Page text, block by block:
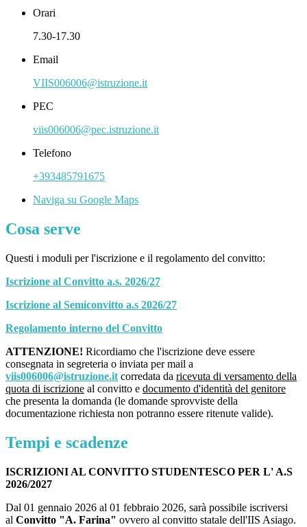
Orari
7.30-17.30
Email
VIIS006006@istruzione.it
PEC
viis006006@pec.istruzione.it
Telefono
+393485791675
Naviga su Google Maps
Cosa serve
Questi i moduli per l'iscrizione e il regolamento del convitto:
Iscrizione al Convitto a.s. 2026/27
Iscrizione al Semiconvitto a.s 2026/27
Regolamento interno del Convitto
ATTENZIONE! Ricordiamo che l'iscrizione deve essere
consegnata in segreteria o inviata per mail a
viis006006@istruzione.it corredata da ricevuta di versamento della
quota di iscrizione al convitto e documento d'identità del genitore
che presenta la domanda (le domande sprovviste della
documentazione richiesta non potranno essere ritenute valide).
Tempi e scadenze
ISCRIZIONI AL CONVITTO STUDENTESCO PER L' A.S
2026/2027
Dal 01 gennaio 2026 al 01 febbraio 2026, sarà possibile iscriversi
al Convitto "A. Farina" ovvero al convitto statale dell'IIS Asiago.